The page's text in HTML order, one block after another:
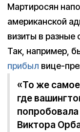
Мартиросян
американской
визиты в разные
Так, например,
прибыл вице-
«То же
где
Виктора